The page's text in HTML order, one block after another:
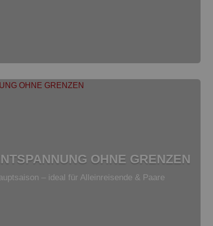
OHNE GRENZEN
– ideal für Alleinreisende & Paare